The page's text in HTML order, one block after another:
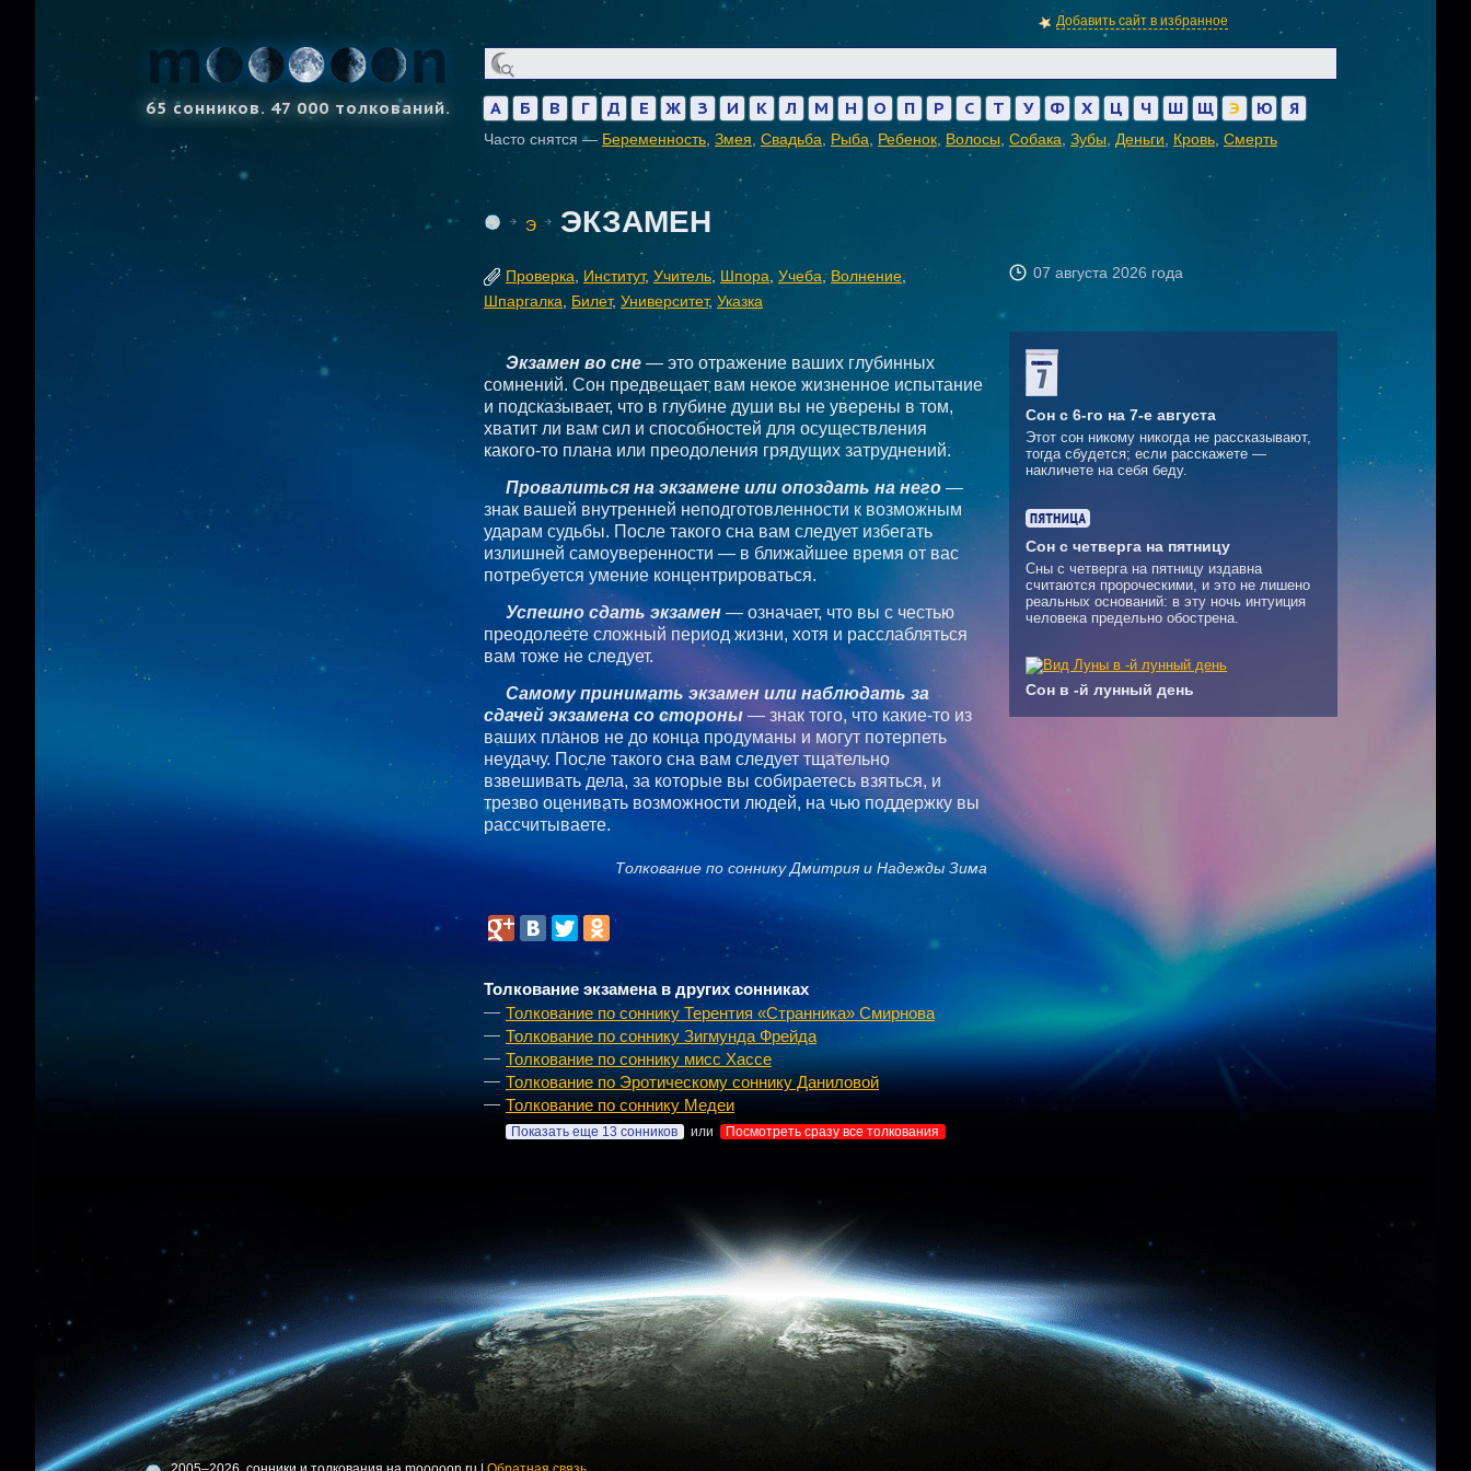
Добавить сайт в избранное
65 сонников. 47 000 толкований. А Б В Г Д Е Ж З И К Л М Н О П Р С Т У Ф Х Ц Ч Ш Щ Э Ю Я
Часто снятся — Беременность Змея Свадьба Рыба Ребенок Волосы Собака Зубы Деньги Кровь Смерть
Э ЭКЗАМЕН
Проверка Институт, Учитель, Шпора Учеба , Волнение
Шпаргалка
Билет, Университет, Указка
07 августа 2026 года
Экзамен во сне — это отражение ваших глубинных
сомнений. Сон предвещает вам некое жизненное испытание
и подсказывает, что в глубине души вы не уверены в том,
хватит ли вам сил и способностей для осуществления
какого-то плана или преодоления грядущих затруднений.
Провалиться на экзамене или опоздать на него —
знак вашей внутренней неподготовленности к возможным
ударам судьбы. После такого сна вам следует избегать
излишней самоуверенности — в ближайшее время от вас
потребуется умение концентрироваться.
Успешно сдать экзамен — означает, что вы с честью
преодолеете сложный период жизни, хотя и расслабляться
вам тоже не следует.
Самому принимать экзамен или наблюдать за
сдачей экзамена со стороны — знак того, что какие-то из
ваших планов не до конца продуманы и могут потерпеть
неудачу. После такого сна вам следует тщательно
взвешивать дела, за которые вы собираетесь взяться, и
трезво оценивать возможности людей, на чью поддержку вы
рассчитываете.
Толкование по соннику Дмитрия и Надежды Зима
Толкование экзамена в других сонниках
Толкование по соннику Терентия «Странника» Смирнова
Толкование по соннику Зигмунда Фрейда
Толкование по соннику мисс Хассе
Толкование по Эротическому соннику Даниловой
Толкование по соннику Медеи
Показать еще 13 сонников или Посмотреть сразу все толкования
Сон с 6-го на 7-е августа
Этот сон никому никогда не рассказывают,
тогда сбудется; если расскажете —
накличете на себя беду.
Сон с четверга на пятницу
Сны с четверга на пятницу издавна
считаются пророческими, и это не лишено
реальных оснований: в эту ночь интуиция
человека предельно обострена.
Сон в -й лунный день